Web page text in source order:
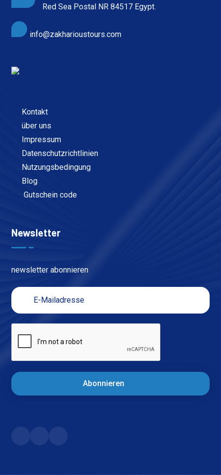
Red Sea Postal NR 84517 Egypt.
info@zakharioustours.com
Kontakt
über uns
Impressum
Datenschutzrichtlinien
Nutzungsbedingung
Blog
Gutschein code
Newsletter
newsletter abonnieren
Abonnieren